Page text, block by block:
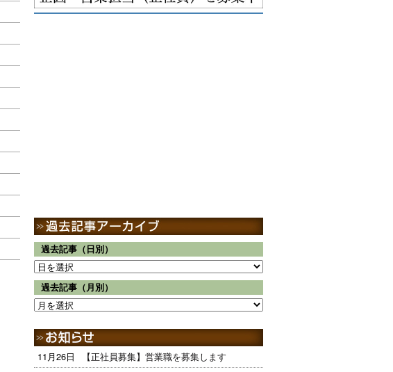
過去記事（日別）
過去記事（月別）
11月26日 【正社員募集】営業職を募集します